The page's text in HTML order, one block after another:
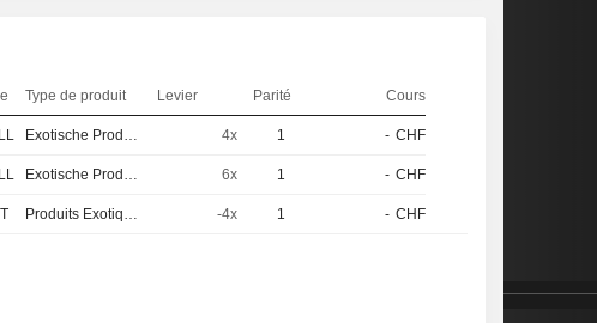
Type de produit Levier Parité Cours
Exotische Produkte 4x 1 - CHF
Exotische Produkte 6x 1 - CHF
Produits Exotiques -4x 1 - CHF